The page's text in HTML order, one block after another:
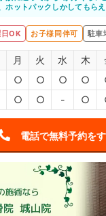
ホットパックしかしてもら
整骨院さんに相談した所、
ので、通い始めたら痛い所
先生たちもその都度話をし
してくれます。ひかり整骨
ございます。
OK お子様同伴可 駐車
月 火 水 木
○ ○ ○ ○
○ ○ - ○
電話で無料予約を